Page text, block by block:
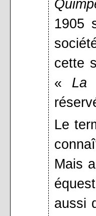
1905
cette
« La
Le
Mais
aussi